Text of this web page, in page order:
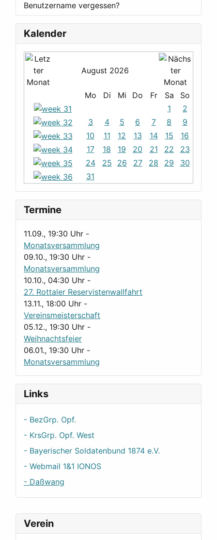
Verein
Benutzername vergessen?
Kalender
August 2026
Mo Di Mi Do Fr Sa
So
1
2
3
4 5 6 7 8
9
10
11 12 13 14 15
16
17
18 19 20 21 22
23
24
25 26 27 28 29
30
31
Termine
11.09., 19:30 Uhr -
Monatsversammlung
09.10., 19:30 Uhr -
Monatsversammlung
10.10., 04:30 Uhr -
27. Rottaler Reservistenwallfahrt
13.11., 18:00 Uhr -
Vereinsmeisterschaft
05.12., 19:30 Uhr -
Weihnachtsfeier
06.01., 19:30 Uhr -
Monatsversammlung
Links
- BezGrp. Opf.
- KrsGrp. Opf. West
- Bayerischer Soldatenbund 1874 e.V.
- Webmail 1&1 IONOS
- Daßwang